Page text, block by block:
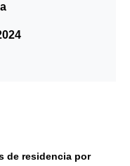
de residencia por